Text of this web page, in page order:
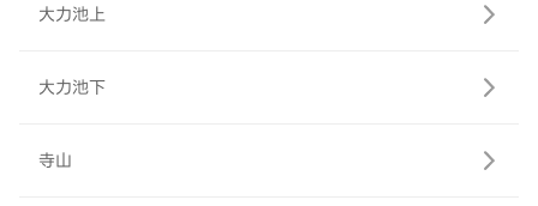
大力池上
大力池下
寺山